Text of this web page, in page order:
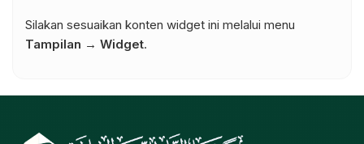
Silakan sesuaikan konten widget ini melalui menu
Tampilan → Widget.